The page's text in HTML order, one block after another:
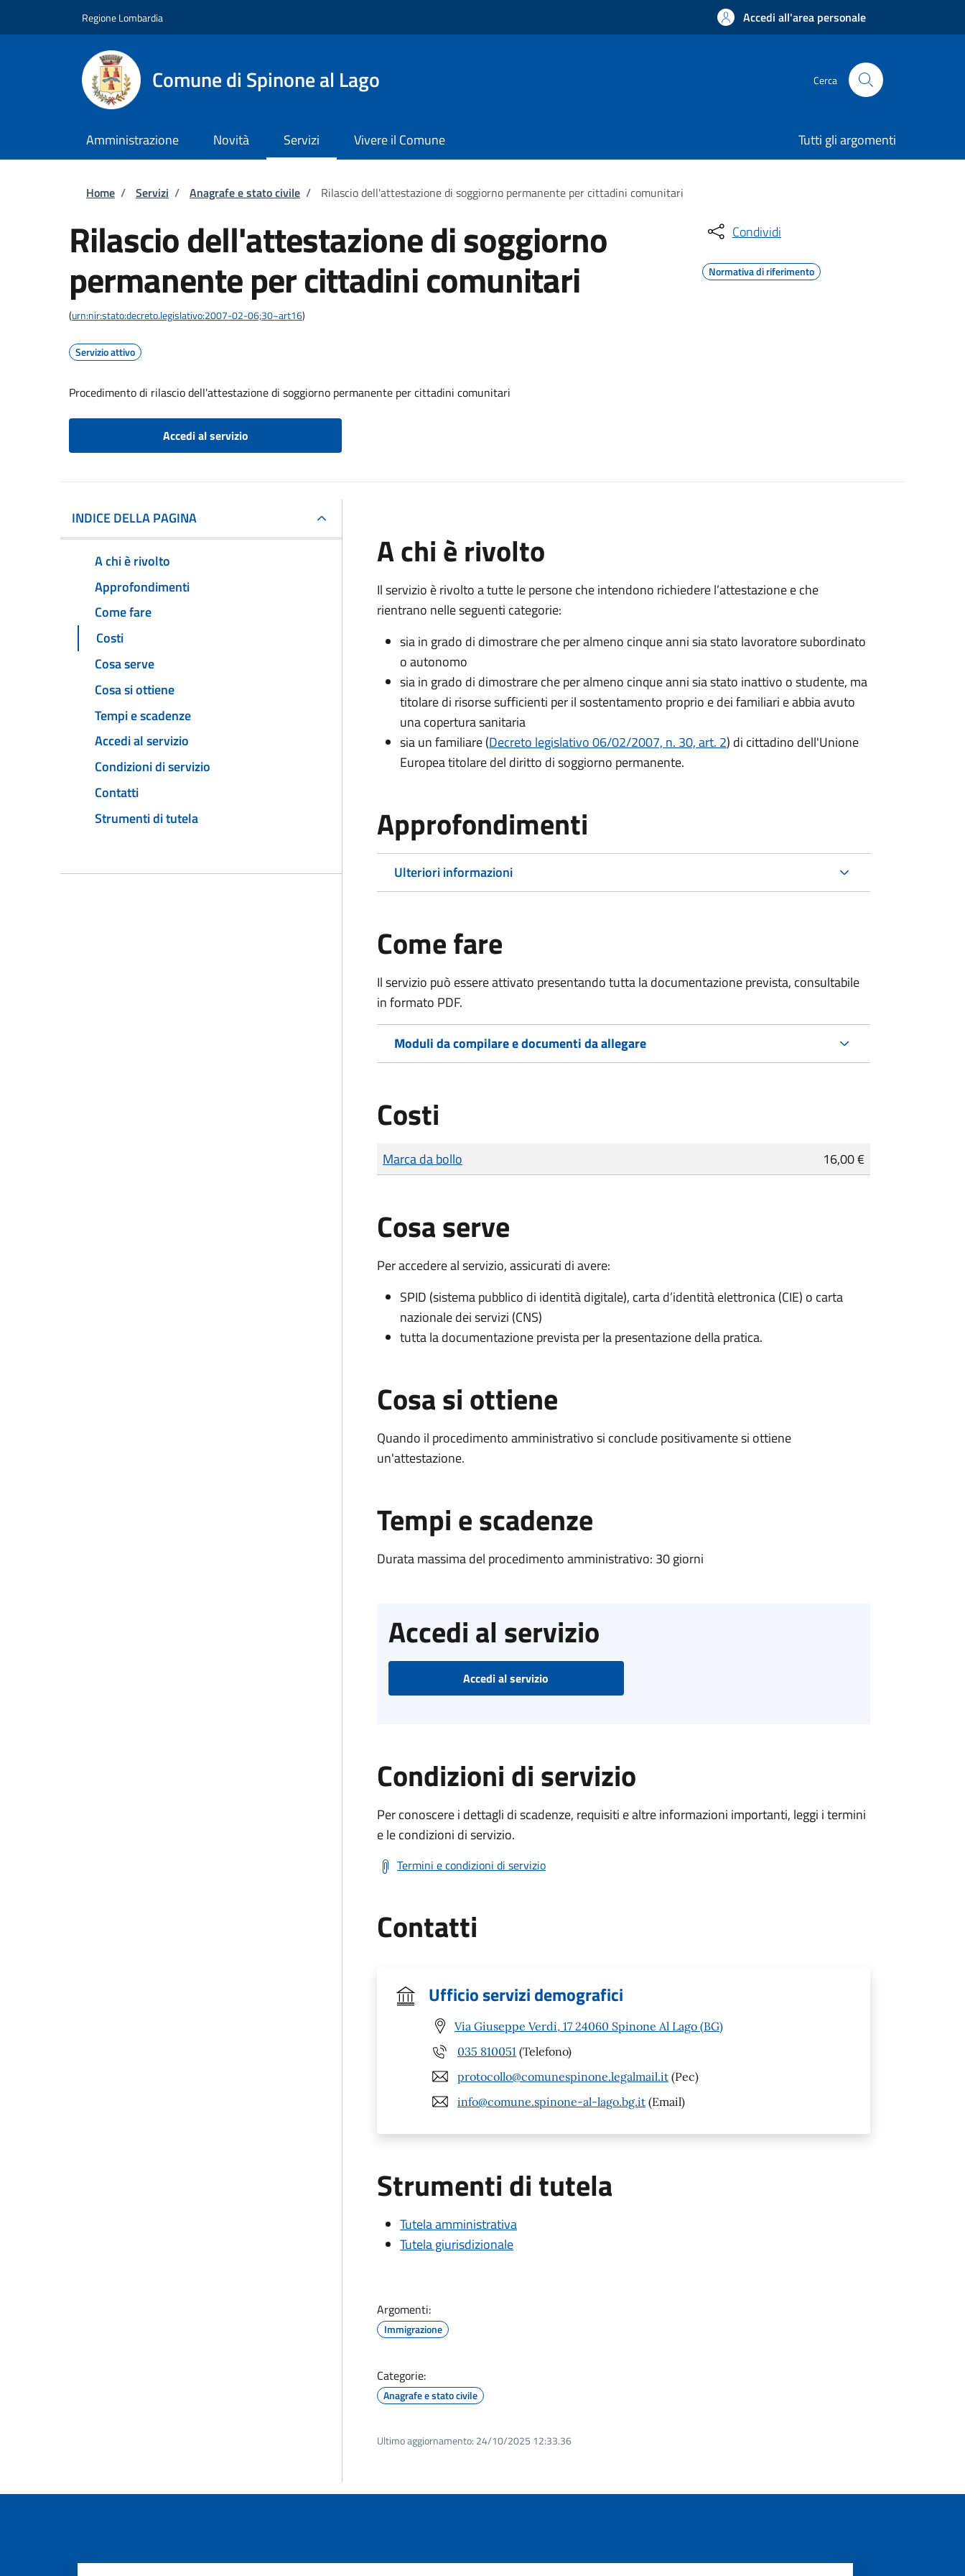
Regione Lombardia Accedi all'area personale
Comune di Spinone al Lago Cerca
Amministrazione Novità Servizi Vivere il Comune Tutti gli argomenti
Briciole di pane
Home / Servizi / Anagrafe e stato civile / Rilascio dell'attestazione di soggiorno permanente per cittadini comunitari
Rilascio dell'attestazione di soggiorno
permanente per cittadini comunitari
(urn:nir:stato:decreto.legislativo:2007-02-06;30~art16)
Servizio attivo
Procedimento di rilascio dell'attestazione di soggiorno permanente per cittadini comunitari
Accedi al servizio
Condividi
Normativa di riferimento
INDICE DELLA PAGINA
A chi è rivolto
Approfondimenti
Come fare
Costi
Cosa serve
Cosa si ottiene
Tempi e scadenze
Accedi al servizio
Condizioni di servizio
Contatti
Strumenti di tutela
A chi è rivolto
Il servizio è rivolto a tutte le persone che intendono richiedere l’attestazione e che
rientrano nelle seguenti categorie:
sia in grado di dimostrare che per almeno cinque anni sia stato lavoratore subordinato
o autonomo
sia in grado di dimostrare che per almeno cinque anni sia stato inattivo o studente, ma
titolare di risorse sufficienti per il sostentamento proprio e dei familiari e abbia avuto
una copertura sanitaria
sia un familiare (Decreto legislativo 06/02/2007, n. 30, art. 2) di cittadino dell'Unione
Europea titolare del diritto di soggiorno permanente.
Approfondimenti
Ulteriori informazioni
Come fare
Il servizio può essere attivato presentando tutta la documentazione prevista, consultabile
in formato PDF.
Moduli da compilare e documenti da allegare
Costi
Tipo di pagamento
Importo
Marca da bollo 16,00 €
Cosa serve
Per accedere al servizio, assicurati di avere:
SPID (sistema pubblico di identità digitale), carta d’identità elettronica (CIE) o carta
nazionale dei servizi (CNS)
tutta la documentazione prevista per la presentazione della pratica.
Cosa si ottiene
Quando il procedimento amministrativo si conclude positivamente si ottiene
un'attestazione.
Tempi e scadenze
Durata massima del procedimento amministrativo: 30 giorni
Accedi al servizio
Accedi al servizio
Condizioni di servizio
Per conoscere i dettagli di scadenze, requisiti e altre informazioni importanti, leggi i termini
e le condizioni di servizio.
Termini e condizioni di servizio
Contatti
Ufficio servizi demografici
Via Giuseppe Verdi, 17 24060 Spinone Al Lago (BG)
035 810051 (Telefono)
protocollo@comunespinone.legalmail.it (Pec)
info@comune.spinone-al-lago.bg.it (Email)
Strumenti di tutela
Tutela amministrativa
Tutela giurisdizionale
Argomenti:
Immigrazione
Categorie:
Anagrafe e stato civile
Ultimo aggiornamento: 24/10/2025 12:33.36